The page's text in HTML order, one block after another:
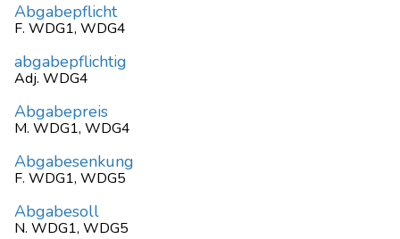
Abgabepflicht
F. WDG1, WDG4
abgabepflichtig
Adj. WDG4
Abgabepreis
M. WDG1, WDG4
Abgabesenkung
F. WDG1, WDG5
Abgabesoll
N. WDG1, WDG5